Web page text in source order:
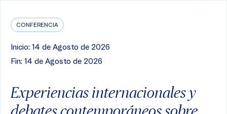
CONFERENCIA
Inicio: 14 de Agosto de 2026
Fin: 14 de Agosto de 2026
Experiencias internacionales y
debates contemporáneos sobre